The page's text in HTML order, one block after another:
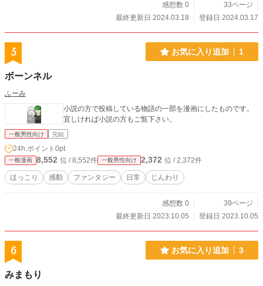
感想数 0
33ページ
最終更新日 2024.03.18
登録日 2024.03.17
5 お気に入り追加 1
ボーンネル
ふーみ
小説の方で投稿している物語の一部を漫画にしたものです。
宜しければ小説の方もご覧下さい。
一般男性向け 完結
24h.ポイント 0pt
一般漫画 8,552 位 / 8,552件 一般男性向け 2,372 位 / 2,372件
ほっこり 感動 ファンタジー 日常 じんわり
感想数 0
39ページ
最終更新日 2023.10.05
登録日 2023.10.05
6 お気に入り追加 3
みまもり